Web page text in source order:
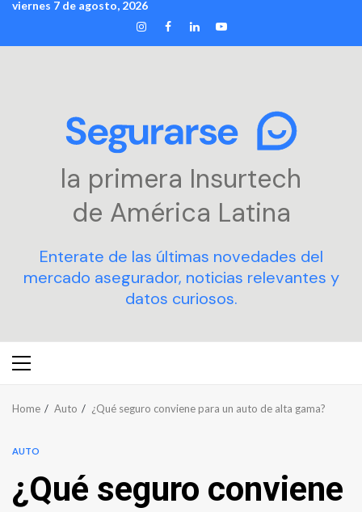
Skip
content
viernes 7 de agosto, 2026
INSTAGRAM
FACEBOOK
LINKEDIN
YOUTUBE
la primera Insurtech
de América Latina
Enterate de las últimas novedades del
mercado asegurador, noticias relevantes y
datos curiosos.
Primary
Home Auto ¿Qué seguro conviene para un auto de alta gama?
AUTO
¿Qué seguro conviene